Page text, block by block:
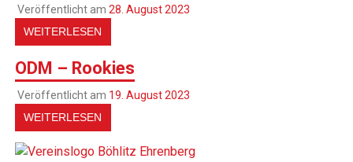
Veröffentlicht am 28. August 2023
WEITERLESEN
ODM – Rookies
Veröffentlicht am 19. August 2023
WEITERLESEN